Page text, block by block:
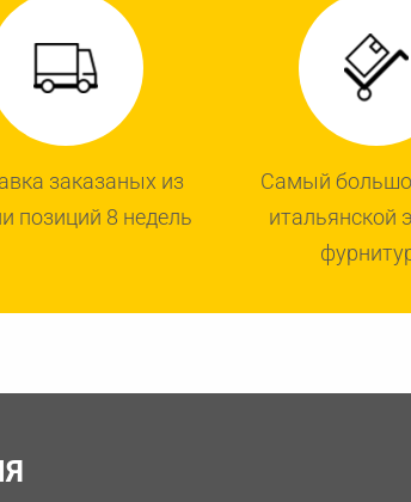
заказаных из
позиций 8 недель
Самый
итальянской